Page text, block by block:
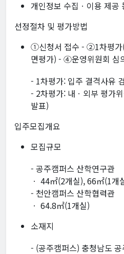
개인정보 수집ㆍ이용 제공
선정절차 및 평가방법
①신청서 접수 - ②1차평
면평가) - ④운영위원회 심
- 1차평가: 입주 결격사유
- 2차평가: 내ㆍ외부 평가
발표)
입주모집개요
모집규모
- 공주캠퍼스 산학연구관
ㆍ 44㎡(2개실), 66㎡(1개
- 천안캠퍼스 산학협력관
ㆍ 64.8㎡(1개실)
소재지
- (공주캠퍼스) 충청남도